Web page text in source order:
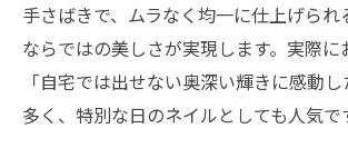
プラネットネイルをセルフで
ネイルサロン級の仕上がりを
セルフ派におすすめのマグネ
手さばきで、ムラなく均一に仕上げられ
ならではの美しさが実現します。実際に
「自宅では出せない奥深い輝きに感動
多く、特別な日のネイルとしても人気で